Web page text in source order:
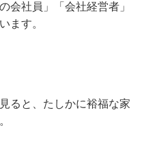
会社員」「会社経営者」
ます。
ると、たしかに裕福な家